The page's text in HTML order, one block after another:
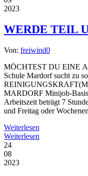
2023
WERDE TEIL
Von: freiwind0
MÖCHTEST DU EINE
Schule Mardorf sucht zu
MARDORF Minijob-
Arbeitszeit beträgt 7
und Freitag oder
Weiterlesen
Weiterlesen
24
08
2023